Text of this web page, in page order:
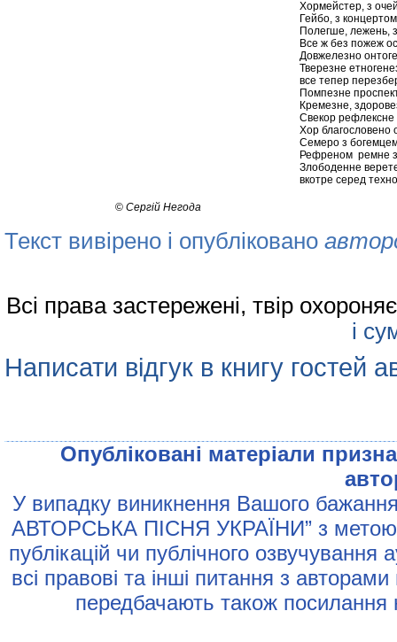
Хормейстер, з
Гейбо, з
Полегше, лежень,
Все ж без пожеж
Довжелезно
Тверезне
все тепер
Помпезне
Кремезне,
Свекор
Хор
Семеро з
Рефреном ремне з
Злободенне
вкотре серед
© Сергій Негода
Текст вивірено і опубліковано
Всі права застережені, твір
і
Написати відгук в книгу гостей
Опублiкованi матерiали
У випадку виникнення Вашого
АВТОРСЬКА ПIСНЯ УКРАЇНИ” з метою
публiкацiй чи публiчного
всi правовi та iншi питання з
передбачають також